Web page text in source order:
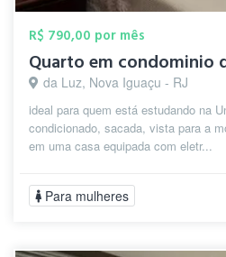
R$ 790,00 por mês
Quarto em condominio
da Luz, Nova Iguaçu - RJ
ideal para quem está estudando na
condicionado, sacada, vista para a
em uma casa equipada com eletr...
Para mulheres